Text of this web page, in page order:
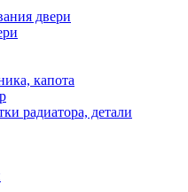
двери
капота
радиатора, детали